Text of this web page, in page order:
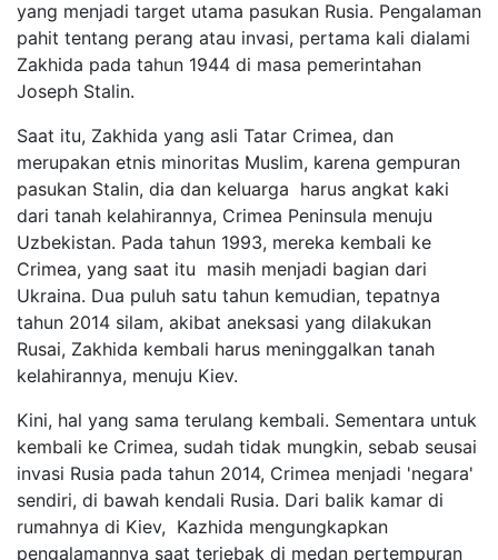
yang menjadi target utama pasukan Rusia. Pengalaman
pahit tentang perang atau invasi, pertama kali dialami
Zakhida pada tahun 1944 di masa pemerintahan
Joseph Stalin.
Saat itu, Zakhida yang asli Tatar Crimea, dan
merupakan etnis minoritas Muslim, karena gempuran
pasukan Stalin, dia dan keluarga harus angkat kaki
dari tanah kelahirannya, Crimea Peninsula menuju
Uzbekistan. Pada tahun 1993, mereka kembali ke
Crimea, yang saat itu masih menjadi bagian dari
Ukraina. Dua puluh satu tahun kemudian, tepatnya
tahun 2014 silam, akibat aneksasi yang dilakukan
Rusai, Zakhida kembali harus meninggalkan tanah
kelahirannya, menuju Kiev.
Kini, hal yang sama terulang kembali. Sementara untuk
kembali ke Crimea, sudah tidak mungkin, sebab seusai
invasi Rusia pada tahun 2014, Crimea menjadi 'negara'
sendiri, di bawah kendali Rusia. Dari balik kamar di
rumahnya di Kiev, Kazhida mengungkapkan
pengalamannya saat terjebak di medan pertempuran